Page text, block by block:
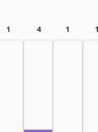
1 4 1 1